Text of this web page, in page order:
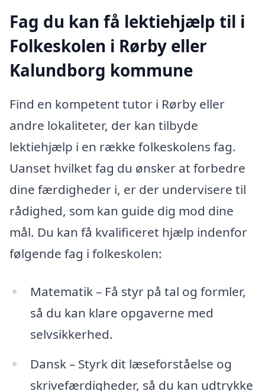
Fag du kan få lektiehjælp til i
Folkeskolen i Rørby eller
Kalundborg kommune
Find en kompetent tutor i Rørby eller
andre lokaliteter, der kan tilbyde
lektiehjælp i en række folkeskolens fag.
Uanset hvilket fag du ønsker at forbedre
dine færdigheder i, er der undervisere til
rådighed, som kan guide dig mod dine
mål. Du kan få kvalificeret hjælp indenfor
følgende fag i folkeskolen:
Matematik – Få styr på tal og formler,
så du kan klare opgaverne med
selvsikkerhed.
Dansk – Styrk dit læseforståelse og
skrivefærdigheder, så du kan udtrykke